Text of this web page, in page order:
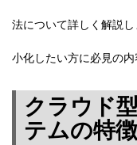
法について詳しく解説
小化したい方に必見の内
クラウド
テムの特